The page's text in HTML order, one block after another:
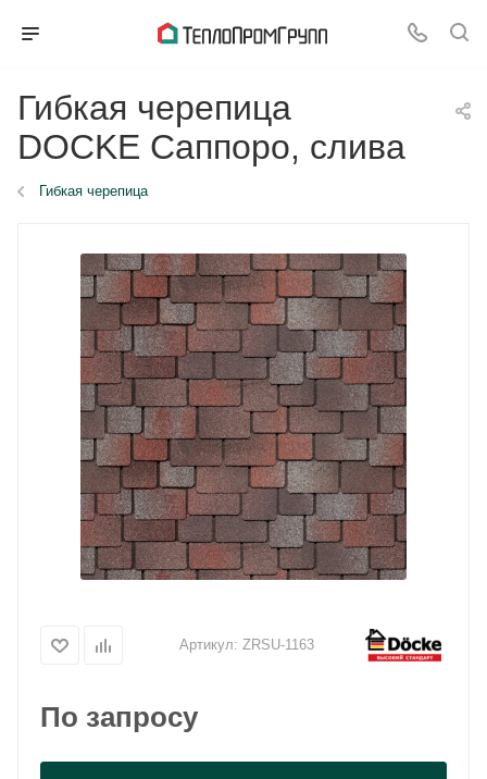
Гибкая черепица
DOCKE Саппоро, слива
Гибкая черепица
Артикул: ZRSU-1163
По запросу